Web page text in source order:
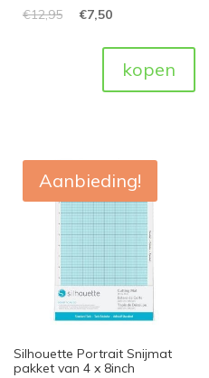
€12,95 €7,50
kopen
Aanbieding!
Silhouette Portrait Snijmat
pakket van 4 x 8inch